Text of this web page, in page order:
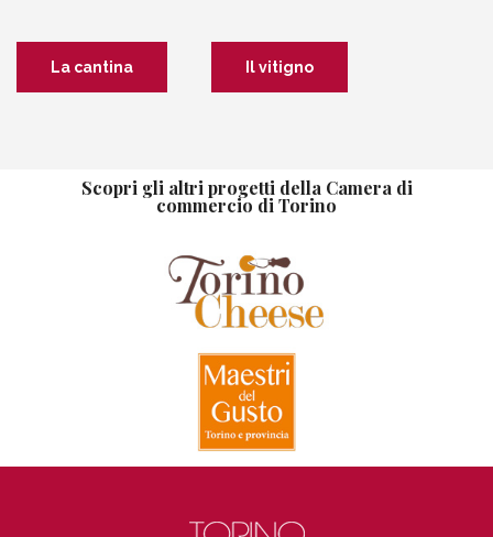
La cantina Il vitigno
Scopri gli altri progetti della Camera di
commercio di Torino